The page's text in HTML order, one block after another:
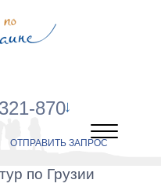
870
ОТПРАВИТЬ ЗАПРОС
по Грузии